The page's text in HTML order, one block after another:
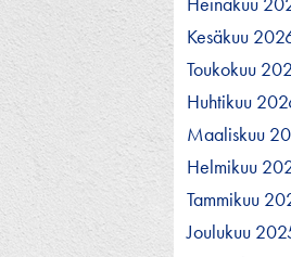
Kesäkuu
Toukokuu
Huhtikuu
Maaliskuu
Helmikuu
Tammikuu
Joulukuu